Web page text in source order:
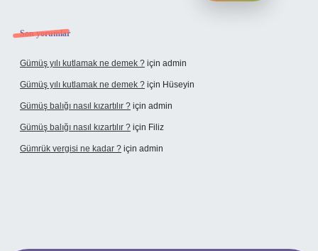
Son yorumlar
Gümüş yılı kutlamak ne demek ? için admin
Gümüş yılı kutlamak ne demek ? için Hüseyin
Gümüş balığı nasıl kızartılır ? için admin
Gümüş balığı nasıl kızartılır ? için Filiz
Gümrük vergisi ne kadar ? için admin